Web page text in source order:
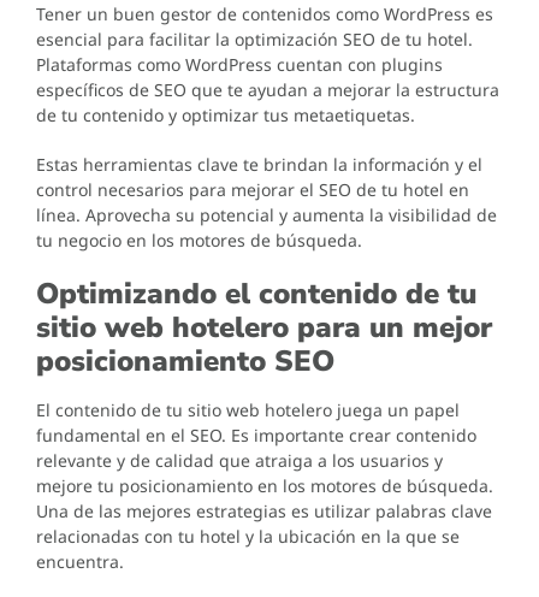
Tener un buen gestor de contenidos como WordPress es
esencial para facilitar la optimización SEO de tu hotel.
Plataformas como WordPress cuentan con plugins
específicos de SEO que te ayudan a mejorar la estructura
de tu contenido y optimizar tus metaetiquetas.
Estas herramientas clave te brindan la información y el
control necesarios para mejorar el SEO de tu hotel en
línea. Aprovecha su potencial y aumenta la visibilidad de
tu negocio en los motores de búsqueda.
Optimizando el contenido de tu
sitio web hotelero para un mejor
posicionamiento SEO
El contenido de tu sitio web hotelero juega un papel
fundamental en el SEO. Es importante crear contenido
relevante y de calidad que atraiga a los usuarios y
mejore tu posicionamiento en los motores de búsqueda.
Una de las mejores estrategias es utilizar palabras clave
relacionadas con tu hotel y la ubicación en la que se
encuentra.